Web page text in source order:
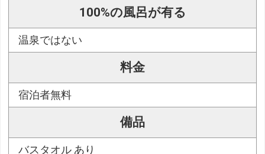
100%の風呂が有る
温泉ではない
料金
宿泊者無料
備品
バスタオル あり